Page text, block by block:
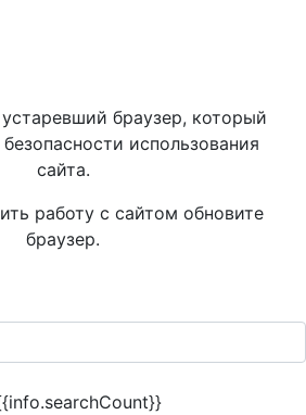
браузер, который
использования
сайта.
работу с сайтом обновите
браузер.